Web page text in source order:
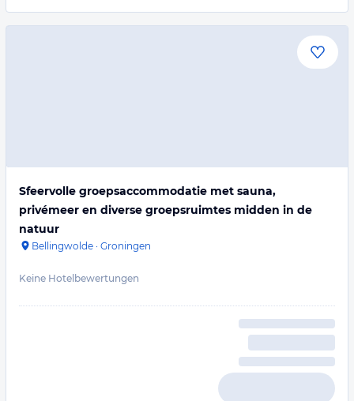
Sfeervolle groepsaccommodatie met sauna,
privémeer en diverse groepsruimtes midden in de
natuur
Bellingwolde · Groningen
Keine Hotelbewertungen